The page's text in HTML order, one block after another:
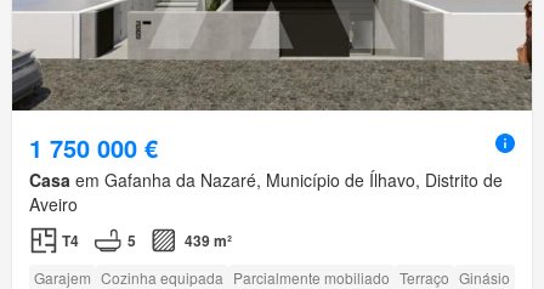
1 750 000 €
Casa em Gafanha da Nazaré, Município de Ílhavo, Distrito de
Aveiro
T4 5 439 m²
Garajem Cozinha equipada Parcialmente mobiliado Terraço Ginásio